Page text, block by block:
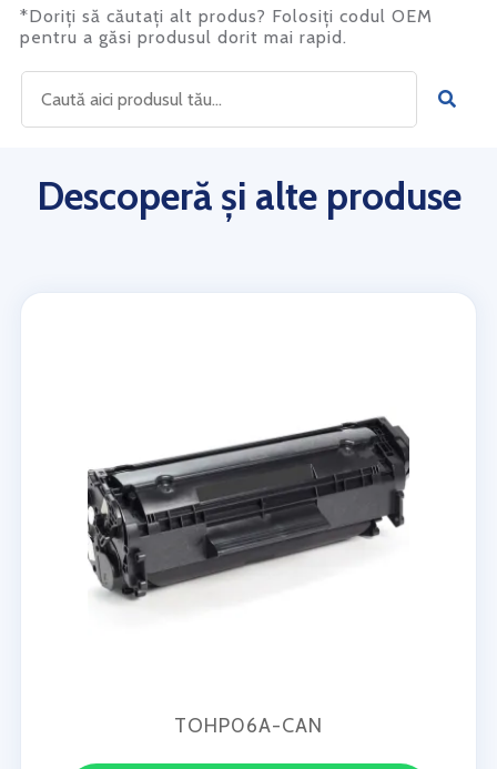
*Doriți să căutați alt produs? Folosiți codul OEM
pentru a găsi produsul dorit mai rapid.
Descoperă și alte produse
TOHP06A-CAN